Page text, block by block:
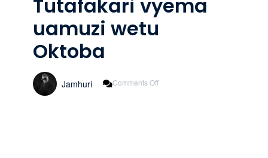
Tutafakari vyema
uamuzi wetu
Oktoba
Jamhuri Comments Off